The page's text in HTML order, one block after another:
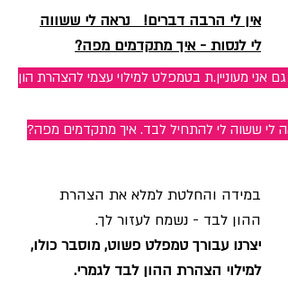
אין לי הרבה דברים! נראה לי ששווה
לי לנסות - איך מתקדמים מפה?
גם אני מעוניין.ת בטמפלט למילוי עצמי להצהרת הון
לי ששוה לי להתחיל לבד. איך מתקדמים מפה
במידה והחלטת למלא את הצהרת
ההון לבד - נשמח לעזור לך.
יצרנו עבורך טמפלט פשוט, מוסבר כולו,
למילוי הצהרת ההון לבד לגמרי.